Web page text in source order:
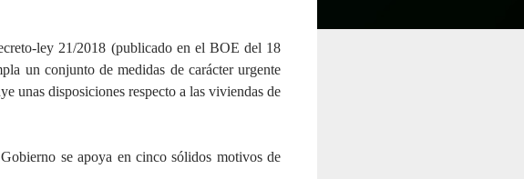
ley 21/2018 (publicado en el BOE del 18
un conjunto de medidas de carácter urgente
unas disposiciones respecto a las viviendas de
se apoya en cinco sólidos motivos de